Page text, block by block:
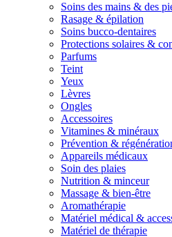
Soins des mains & des
Rasage & épilation
Soins bucco-dentaires
Protections solaires &
Parfums
Teint
Yeux
Lèvres
Ongles
Accessoires
Vitamines & minéraux
Prévention &
Appareils médicaux
Soin des plaies
Nutrition & minceur
Massage & bien-être
Aromathérapie
Matériel médical &
Matériel de thérapie